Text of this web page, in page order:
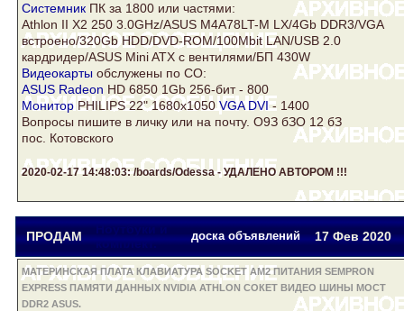
Системник ПК за 1800 или частями:
Athlon II X2 250 3.0GHz/ASUS M4A78LT-M LX/4Gb DDR3/VGA
встроено/320Gb HDD/DVD-ROM/100Mbit LAN/USB 2.0
кардридер/ASUS MiniATX с вентилями/БП 430W
Видеокарты обслужены по СО:
ASUS Radeon HD 6850 1Gb 256-бит - 800
Монитор PHILIPS 22" 1680x1050VGA DVI- 1400
Вопросы пишите в личку или на почту. О9З бЗО 12 бЗ
пос. Котовского
2020-02-17 14:48:03: /boards/Odessa - УДАЛЕНО АВТОРОМ !!!
ПРОДАМ
Ноутбуки и
комплект.
доска объявлений 17 Фев2020
МАТЕРИНСКАЯ ПЛАТА КЛАВИАТУРА SOCKET AM2 ПИТАНИЯ SEMPRON
EXPRESS ПАМЯТИ ДАННЫХ NVIDIA ATHLON СОКЕТ ВИДЕО ШИНЫ МОСТ
DDR2 ASUS.